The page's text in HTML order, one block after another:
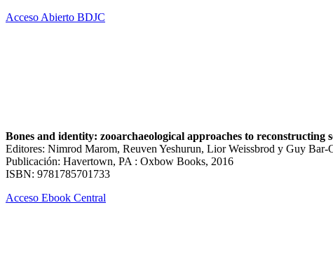
Acceso Abierto BDJC
Bones and identity: zooarchaeological approaches to reconstructing
Editores: Nimrod Marom, Reuven Yeshurun, Lior Weissbrod y Guy Bar-
Publicación: Havertown, PA : Oxbow Books, 2016
ISBN: 9781785701733
Acceso Ebook Central